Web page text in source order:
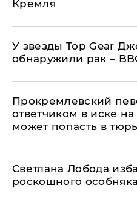
Кремля
У звезды Top Gear
обнаружили рак –
Прокремлевский
ответчиком в иске
может попасть в
Светлана Лобода
роскошного